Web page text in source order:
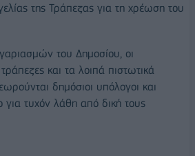
της Τράπεζας για τη χρέωση του
του Δημοσίου, οι
και τα λοιπά πιστωτικά
δημόσιοι υπόλογοι και
για τυχόν λάθη από δική τους